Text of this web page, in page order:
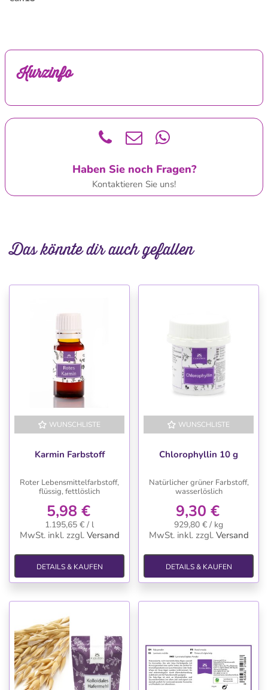
Kurzinfo
Haben Sie noch Fragen?
Kontaktieren Sie uns!
Das könnte dir auch gefallen
WUNSCHLISTE
Karmin Farbstoff
Roter Lebensmittelfarbstoff,
flüssig, fettlöslich
5,98 €
1.195,65 € / l
MwSt. inkl. zzgl. Versand
DETAILS & KAUFEN
WUNSCHLISTE
Chlorophyllin 10 g
Natürlicher grüner Farbstoff,
wasserlöslich
9,30 €
929,80 € / kg
MwSt. inkl. zzgl. Versand
DETAILS & KAUFEN